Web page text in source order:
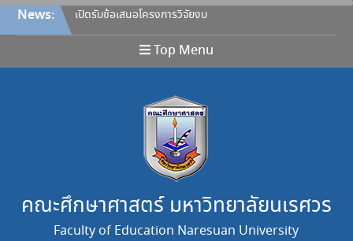
Skip
content
News:
เปิดรับข้อเสนอโครงการวิจัยงบ
ประมาณรายได้คณะศึกษา
ศาสตร์ ประจำปีงบประมาณ
2570
มหาวิทยาลัยนเรศวร เรื่อง หลัก
เกณฑ์การให้ทุนอุดหนุนการวิจัย
จากงบประมาณรายได้ คณะ
สำหรับคณาจารย์ ประกาศ ณ
วันที่ 27 กรกฎาคม 2569 และ
ขอยกเลิกประกาศฉบับลงวันที่
26 เมษายน 2565
ขอแสดงความยินดี
ขอแสดงความยินดี
Top Menu
คณะศึกษาศาสตร์ มหาวิทยาลัยนเรศวร
Faculty of Education Naresuan University